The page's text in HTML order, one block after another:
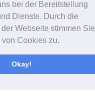
bei der Bereitstellung
Dienste. Durch die
Webseite stimmen Sie
Cookies zu.
Okay!
by Tom Kunz